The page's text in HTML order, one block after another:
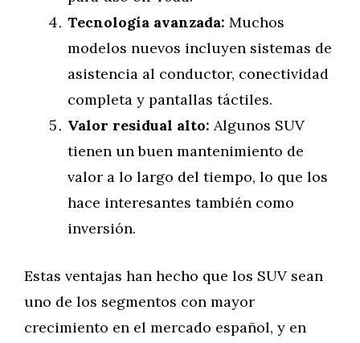
Tecnología avanzada: Muchos
modelos nuevos incluyen sistemas de
asistencia al conductor, conectividad
completa y pantallas táctiles.
Valor residual alto: Algunos SUV
tienen un buen mantenimiento de
valor a lo largo del tiempo, lo que los
hace interesantes también como
inversión.
Estas ventajas han hecho que los SUV sean
uno de los segmentos con mayor
crecimiento en el mercado español, y en